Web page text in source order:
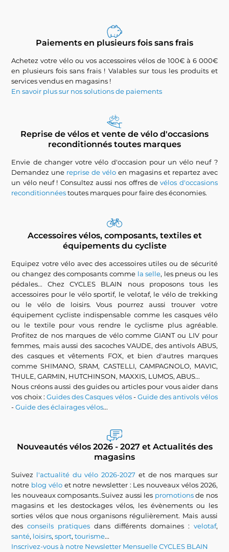
Paiements en plusieurs fois sans frais
Achetez votre vélo ou vos accessoires vélos de 100€ à 6 000€
en plusieurs fois sans frais ! Valables sur tous les produits et
services vendus en magasins !
En savoir plus sur nos solutions de paiements
Reprise de vélos et vente de vélo d'occasions
reconditionnés toutes marques
Envie de changer votre vélo d'occasion pour un vélo neuf ?
Demandez une reprise de vélo en magasins et repartez avec
un vélo neuf ! Consultez aussi nos offres devélos d'occasions
reconditionnéestoutes marques pour faire des économies.
Accessoires vélos, composants, textiles et
équipements du cycliste
Equipez votre vélo avec des accessoires utiles ou de sécurité
ou changez des composants comme la selle, les pneus ou les
pédales... Chez CYCLES BLAIN nous proposons tous les
accessoires pour le vélo sportif, le velotaf, le vélo de trekking
ou le vélo de loisirs. Vous pourrez aussi trouver votre
équipement cycliste indispensable comme les casques vélo
ou le textile pour vous rendre le cyclisme plus agréable.
Profitez de nos marques de vélo comme GIANT ou LIV pour
femmes, mais aussi des sacoches VAUDE, des antivols ABUS,
des casques et vêtements FOX, et bien d'autres marques
comme SHIMANO, SRAM, CASTELLI, CAMPAGNOLO, MAVIC,
THULE, GARMIN, HUTCHINSON, MAXXIS, LUMOS, ABUS...
Nous créons aussi des guides ou articles pour vous aider dans
vos choix :Guides des Casques vélos-Guide des antivols vélos
-Guide des éclairages vélos...
Nouveautés vélos 2026 - 2027 et Actualités des
magasins
Suivez l'actualité du vélo 2026-2027 et de nos marques sur
notre blog véloet notre newsletter : Les nouveaux vélos 2026,
les nouveaux composants..Suivez aussi les promotionsde nos
magasins et les destockages vélos, les évènements ou les
sorties vélos que nous organisons régulièrement. Mais aussi
desconseils pratiques dans différents domaines : velotaf,
santé, loisirs,sport,tourisme...
Inscrivez-vous à notre Newsletter Mensuelle CYCLES BLAIN